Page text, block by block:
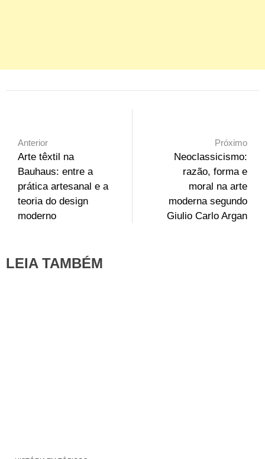
Anterior
Arte têxtil na
Bauhaus: entre a
prática artesanal e a
teoria do design
moderno
Próximo
Neoclassicismo:
razão, forma e
moral na arte
moderna segundo
Giulio Carlo Argan
LEIA TAMBÉM